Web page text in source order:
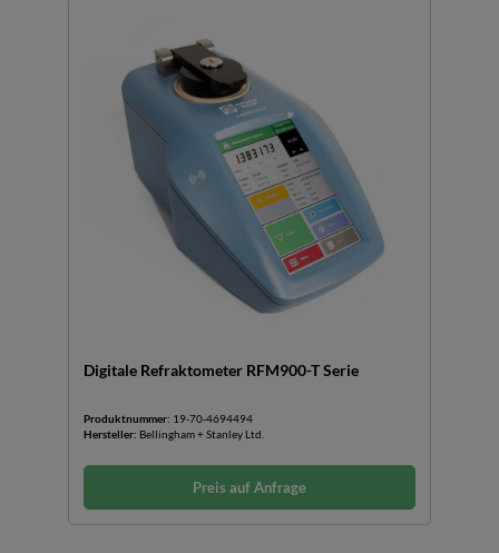
Digitale Refraktometer RFM900-T Serie
Produktnummer: 19-70-4694494
Hersteller: Bellingham + Stanley Ltd.
Preis auf Anfrage